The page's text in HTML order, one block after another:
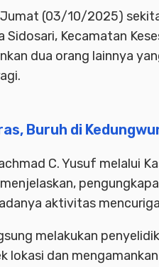
(03/10/2025)
Kecamatan
dua orang lainnya
Buruh di
C. Yusuf melalui
aktivitas
melakukan
lokasi dan